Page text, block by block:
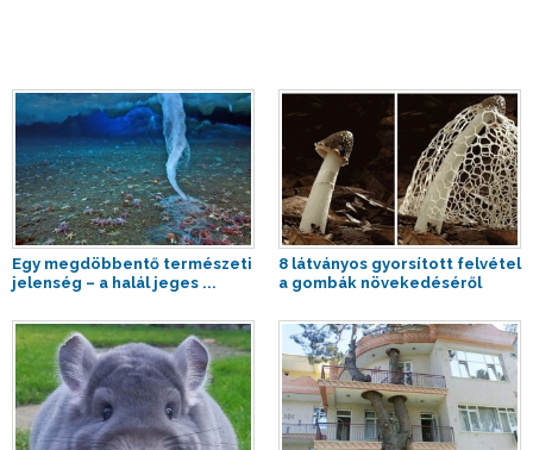
Egy megdöbbentő természeti
jelenség – a halál jeges ...
8 látványos gyorsított felvétel
a gombák növekedéséről